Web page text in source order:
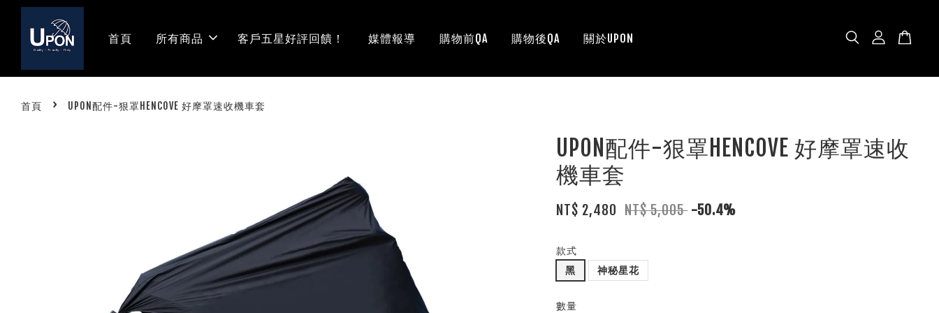
首頁 所有商品 客戶五星好評回饋！ 媒體報導 購物前QA 購物後QA 關於UPON
首頁 › UPON配件-狠罩HENCOVE 好摩罩速收機車套
UPON配件-狠罩HENCOVE 好摩罩速收
機車套
NT$ 2,480 NT$ 5,005 -50.4%
款式
黑
神秘星花
數量